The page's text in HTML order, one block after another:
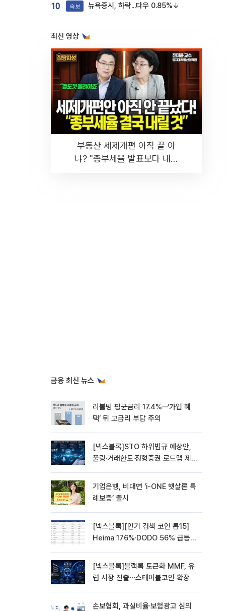
10 속보 뉴욕증시, 하락...다우 0.85%↓
최신 영상
부동산 세제개편 아직 끝 아
냐? "종부세율 발표보다 내릴
금융 최신 뉴스
리볼빙 평균금리 17.4%⋯‘가입 혜
택’ 뒤 고금리 부담 주의
[넥스블록]STO 하위법규 예상안,
풀링·거래한도·정형증권 로드맵 제
기업은행, 비대면 ‘i-ONE 햇살론 특
례보증’ 출시
[넥스블록][인기 검색 코인 톱15]
Heima 176%·DODO 56% 급등…
[넥스블록]블랙록 토큰화 MMF, 유
럽 시장 진출∙∙∙스테이블코인 확장
손보협회, 과실비율·보험광고 심의